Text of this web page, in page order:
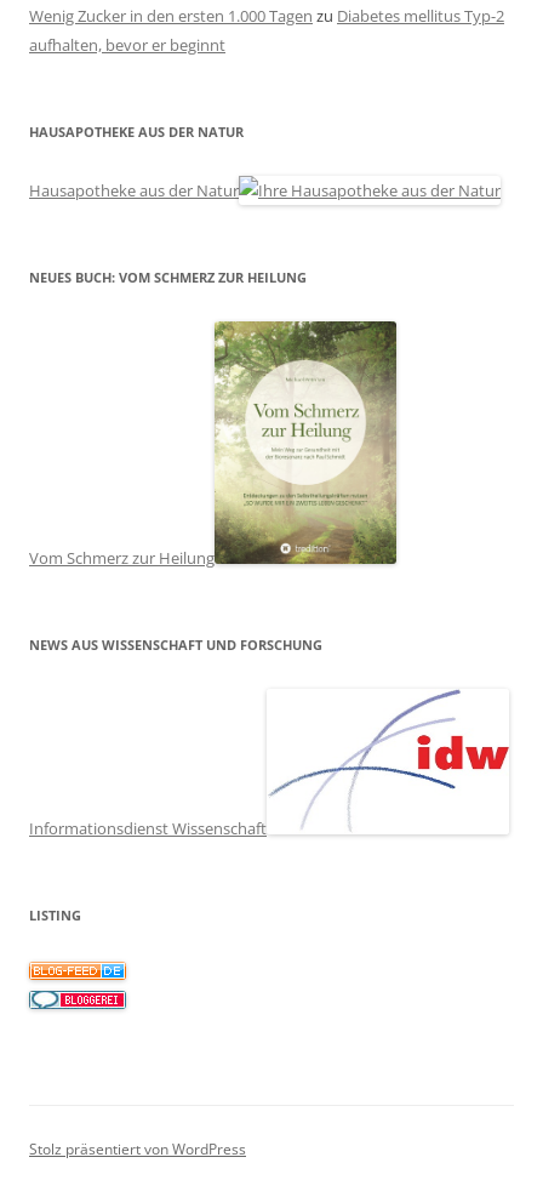
Wenig Zucker in den ersten 1.000 Tagen zu Diabetes mellitus Typ-2
aufhalten, bevor er beginnt
HAUSAPOTHEKE AUS DER NATUR
Hausapotheke aus der Natur
NEUES BUCH: VOM SCHMERZ ZUR HEILUNG
Vom Schmerz zur Heilung
NEWS AUS WISSENSCHAFT UND FORSCHUNG
Informationsdienst Wissenschaft
LISTING
Stolz präsentiert von WordPress